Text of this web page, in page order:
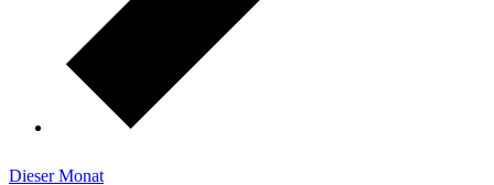
Dieser Monat